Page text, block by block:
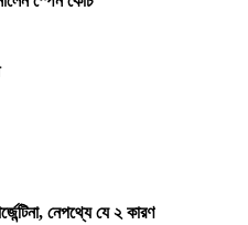
নেপথ্যে যে ২ কারণ